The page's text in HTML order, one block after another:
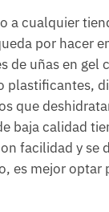
a cualquier
por hacer
de uñas en gel
plastificantes,
que
baja calidad
facilidad y se
es mejor optar